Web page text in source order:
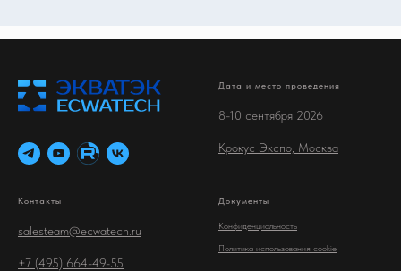
Дата и место проведения
8-10 сентября 2026
Крокус Экспо, Москва
Контакты
salesteam@ecwatech.ru
+7 (495) 664-49-55
Документы
Конфиденциальность
Политика использования cookie